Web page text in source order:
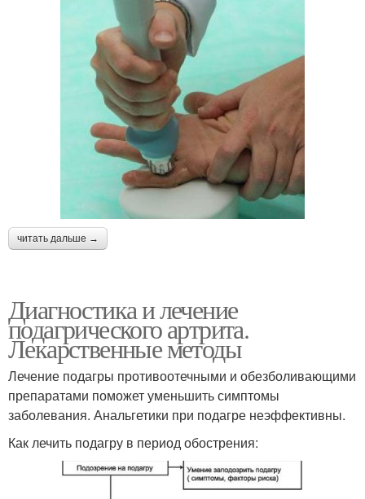
читать дальше →
Диагностика и лечение
подагрического артрита.
Лекарственные методы
Лечение подагры противоотечными и обезболивающими
препаратами поможет уменьшить симптомы
заболевания. Анальгетики при подагре неэффективны.
Как лечить подагру в период обострения: